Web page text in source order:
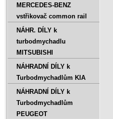
MERCEDES-BENZ
vstřikovač common rail
NÁHR. DÍLY k
turbodmychadlu
MITSUBISHI
NÁHRADNÍ DÍLY k
Turbodmychadlům KIA
NÁHRADNÍ DÍLY k
Turbodmychadlům
PEUGEOT